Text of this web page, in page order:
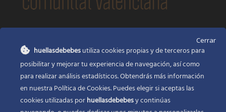
Huellas de bebés
Santa Ana, 22Alcasser Valencia 46290
625 120 591
info@huellasdebebes.com
Cerrar
huellasdebebesutiliza cookies propias y de terceros para
posibilitar y mejorar tu experiencia de navegación, así como
para realizar análisis estadísticos. Obtendrás más información
en nuestra Política de Cookies. Puedes elegir si aceptas las
cookies utilizadas porhuellasdebebesy continúas